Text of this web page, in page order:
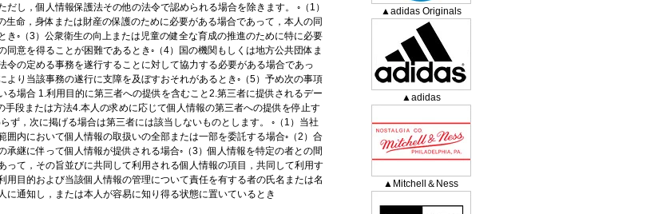
だし，個人情報保護法その他の法令で認められる場合を除きます。 ◦（1）
生命，身体または財産の保護のために必要がある場合であって，本人の同
き◦（3）公衆衛生の向上または児童の健全な育成の推進のために特に必要
同意を得ることが困難であるとき◦（4）国の機関もしくは地方公共団体ま
令の定める事務を遂行することに対して協力する必要がある場合であっ
より当該事務の遂行に支障を及ぼすおそれがあるとき◦（5）予め次の事項
る場合 1.利用目的に第三者への提供を含むこと2.第三者に提供されるデー
手段または方法4.本人の求めに応じて個人情報の第三者への提供を停止す
ず，次に掲げる場合は第三者には該当しないものとします。 ◦（1）当社
囲内において個人情報の取扱いの全部または一部を委託する場合◦（2）合
承継に伴って個人情報が提供される場合◦（3）個人情報を特定の者との間
って，その旨並びに共同して利用される個人情報の項目，共同して利用す
用目的および当該個人情報の管理について責任を有する者の氏名または名
に通知し，または本人が容易に知り得る状態に置いているとき
▲adidas Originals
▲adidas
▲Mitchell＆Ness